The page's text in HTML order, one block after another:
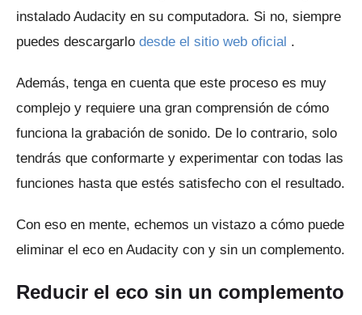
instalado Audacity en su computadora. Si no, siempre
puedes descargarlo desde el sitio web oficial .
Además, tenga en cuenta que este proceso es muy
complejo y requiere una gran comprensión de cómo
funciona la grabación de sonido. De lo contrario, solo
tendrás que conformarte y experimentar con todas las
funciones hasta que estés satisfecho con el resultado.
Con eso en mente, echemos un vistazo a cómo puede
eliminar el eco en Audacity con y sin un complemento.
Reducir el eco sin un complemento